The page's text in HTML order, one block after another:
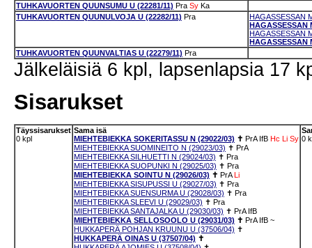
TUHKAVUORTEN QUUNSUMU U (22281/11) Pra Sy Ka
TUHKAVUORTEN QUUNULVOJA U (22282/11) Pra
HAGASSESSAN
HAGASSESSAN
HAGASSESSAN
HAGASSESSAN
TUHKAVUORTEN QUUNVALTIAS U (22279/11) Pra
Jälkeläisiä 6 kpl, lapsenlapsia 17
Sisarukset
Täyssisarukset
0 kpl
Sama isä
MIEHTEBIEKKA SOKERITASSU N (29022/03) ✝ PrA IfB Hc Li Sy
MIEHTEBIEKKA SUOMINEITO N (29023/03) ✝ PrA
MIEHTEBIEKKA SILHUETTI N (29024/03) ✝ Pra
MIEHTEBIEKKA SUOPUNKI N (29025/03) ✝ Pra
MIEHTEBIEKKA SOINTU N (29026/03) ✝ PrA Li
MIEHTEBIEKKA SISUPUSSI U (29027/03) ✝ Pra
MIEHTEBIEKKA SUENSURMA U (29028/03) ✝ Pra
MIEHTEBIEKKA SLEEVI U (29029/03) ✝ Pra
MIEHTEBIEKKA SANTAJALKA U (29030/03) ✝ PrA IfB
MIEHTEBIEKKA SELLOSOOLO U (29031/03) ✝ PrA IfB ~
HUKKAPERÄ POHJAN KRUUNU U (37506/04) ✝
HUKKAPERÄ OINAS U (37507/04) ✝
0